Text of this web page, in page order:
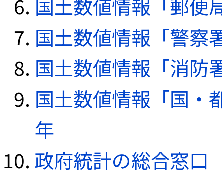
国土数値情報「郵便
国土数値情報「警察
国土数値情報「消防
国土数値情報「国・
年
政府統計の総合窓口